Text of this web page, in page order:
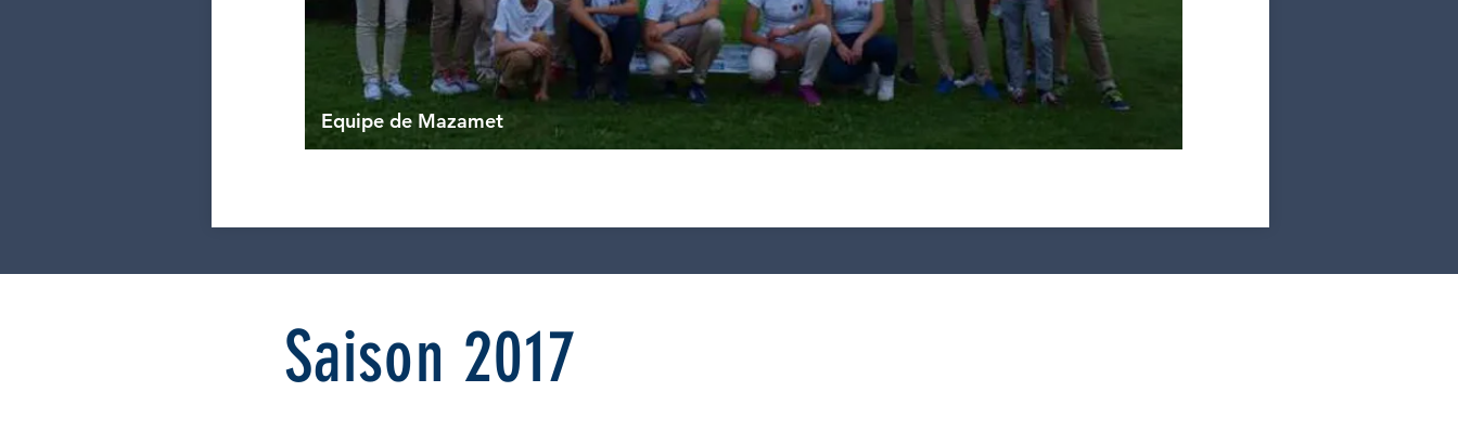
Equipe de Mazamet
Saison 2017